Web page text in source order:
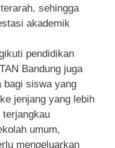
sehingga
akademik
pendidikan
Bandung juga
bagi siswa yang
jenjang yang lebih
umum,
mengeluarkan